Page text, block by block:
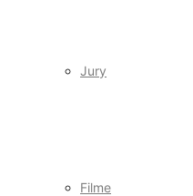
Jury
Filme